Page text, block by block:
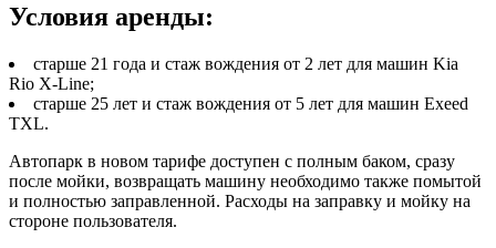
Условия аренды:
старше 21 года и стаж вождения от 2 лет для машин Kia
Rio X-Line;
старше 25 лет и стаж вождения от 5 лет для машин Exeed
TXL.
Автопарк в новом тарифе доступен с полным баком, сразу
после мойки, возвращать машину необходимо также помытой
и полностью заправленной. Расходы на заправку и мойку на
стороне пользователя.